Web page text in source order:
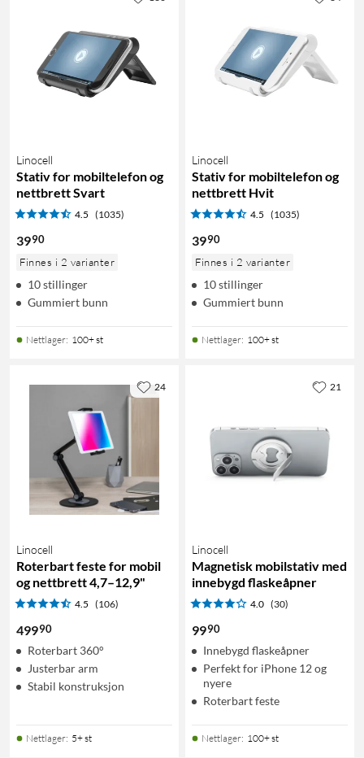
Linocell
Stativ for mobiltelefon og
nettbrett Svart
4.5 (1035)
3990
Finnes i 2 varianter
10 stillinger
Gummiert bunn
Nettlager: 100+ st
Linocell
Stativ for mobiltelefon og
nettbrett Hvit
4.5 (1035)
3990
Finnes i 2 varianter
10 stillinger
Gummiert bunn
Nettlager: 100+ st
Linocell
Roterbart feste for mobil
og nettbrett 4,7–12,9"
4.5 (106)
49990
Roterbart 360°
Justerbar arm
Stabil konstruksjon
Nettlager: 5+ st
24
Linocell
Magnetisk mobilstativ med
innebygd flaskeåpner
4.0 (30)
9990
Innebygd flaskeåpner
Perfekt for iPhone 12 og
nyere
Roterbart feste
Nettlager: 100+ st
21